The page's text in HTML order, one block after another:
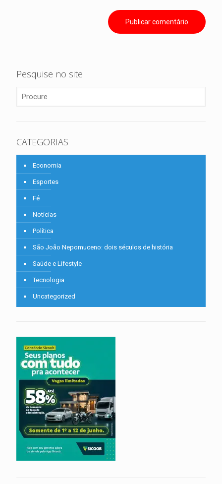
Pesquise no site
CATEGORIAS
Economia
Esportes
Fé
Notícias
Política
São João Nepomuceno: dois séculos de história
Saúde e Lifestyle
Tecnologia
Uncategorized